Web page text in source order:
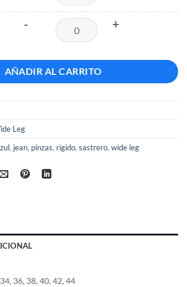
- +
AÑADIR AL CARRITO
Leg
, jean, pinzas, rigido, sastrero, wide leg
34, 36, 38, 40, 42, 44